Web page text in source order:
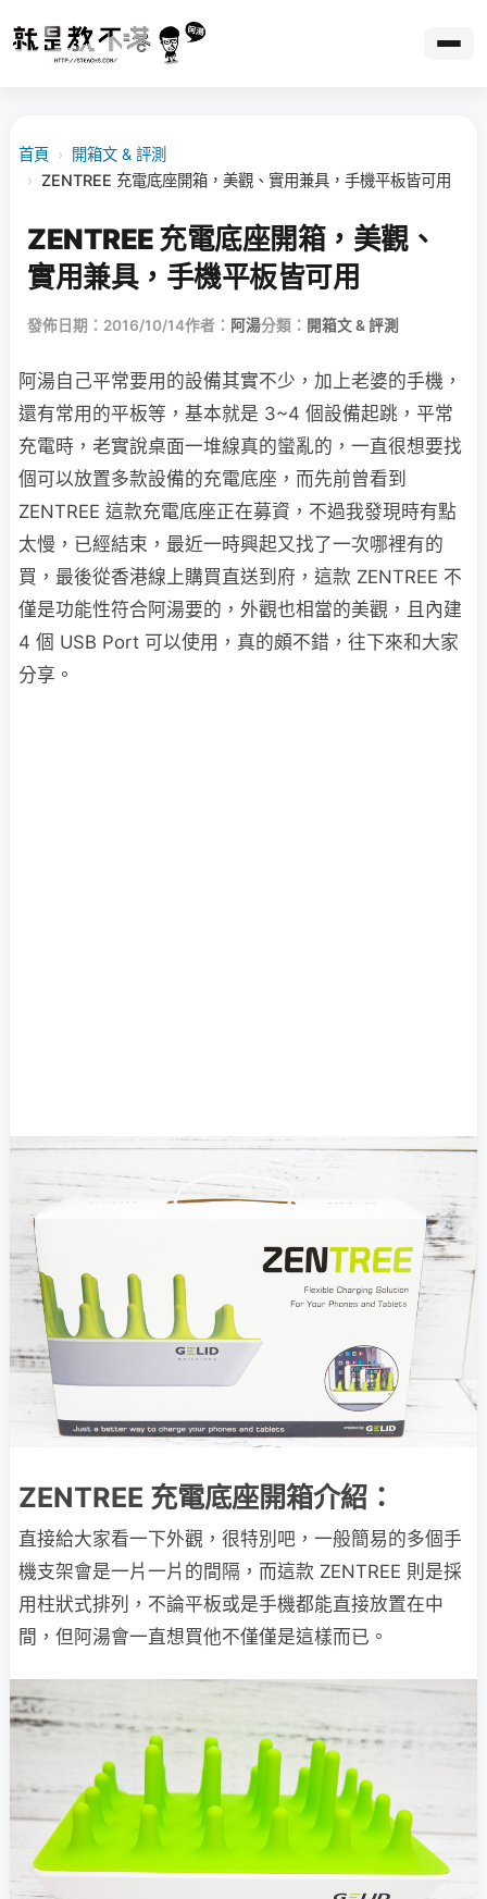
首頁 ›
開箱文 & 評測
› ZENTREE 充電底座開箱，美觀、實用兼具，手機平板皆可用
ZENTREE 充電底座開箱，美觀、
實用兼具，手機平板皆可用
發佈日期：2016/10/14作者： 阿湯分類： 開箱文 & 評測
阿湯自己平常要用的設備其實不少，加上老婆的手機，
還有常用的平板等，基本就是 3~4 個設備起跳，平常
充電時，老實說桌面一堆線真的蠻亂的，一直很想要找
個可以放置多款設備的充電底座，而先前曾看到
ZENTREE 這款充電底座正在募資，不過我發現時有點
太慢，已經結束，最近一時興起又找了一次哪裡有的
買，最後從香港線上購買直送到府，這款 ZENTREE 不
僅是功能性符合阿湯要的，外觀也相當的美觀，且內建
4 個 USB Port 可以使用，真的頗不錯，往下來和大家
分享。
ZENTREE 充電底座開箱介紹：
直接給大家看一下外觀，很特別吧，一般簡易的多個手
機支架會是一片一片的間隔，而這款 ZENTREE 則是採
用柱狀式排列，不論平板或是手機都能直接放置在中
間，但阿湯會一直想買他不僅僅是這樣而已。